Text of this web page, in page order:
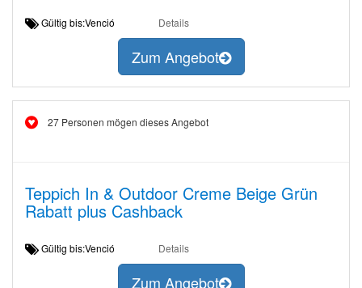
Gültig bis:Venció Details
Zum Angebot
27 Personen mögen dieses Angebot
Teppich In & Outdoor Creme Beige Grün
Rabatt plus Cashback
Gültig bis:Venció Details
Zum Angebot